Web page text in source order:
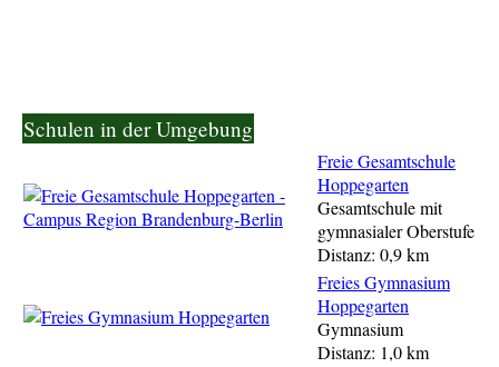
Schulen in der Umgebung
Freie Gesamtschule
Hoppegarten
Gesamtschule mit
gymnasialer Oberstufe
Distanz: 0,9 km
Freies Gymnasium
Hoppegarten
Gymnasium
Distanz: 1,0 km